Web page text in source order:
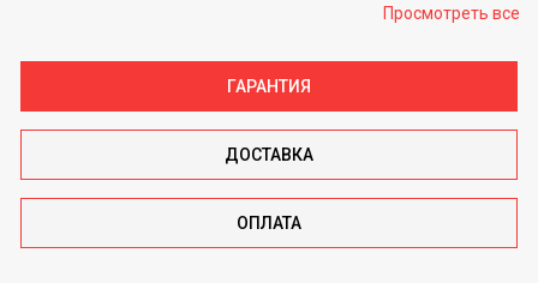
Просмотреть все
ГАРАНТИЯ
ДОСТАВКА
ОПЛАТА